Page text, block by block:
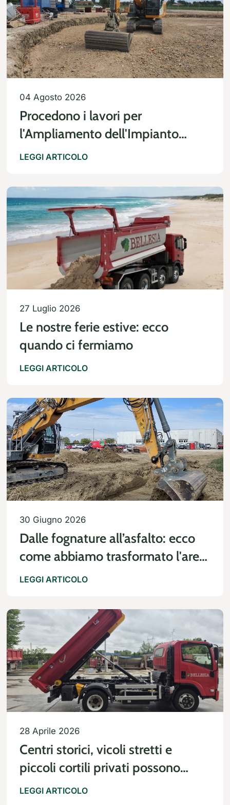
04 Agosto 2026
Procedono i lavori per
l'Ampliamento dell'Impianto
Biogas
LEGGI ARTICOLO
27 Luglio 2026
Le nostre ferie estive: ecco
quando ci fermiamo
LEGGI ARTICOLO
30 Giugno 2026
Dalle fognature all’asfalto: ecco
come abbiamo trasformato l'area
di Artic Seals
LEGGI ARTICOLO
28 Aprile 2026
Centri storici, vicoli stretti e
piccoli cortili privati possono
diventare una sfida logistica
LEGGI ARTICOLO